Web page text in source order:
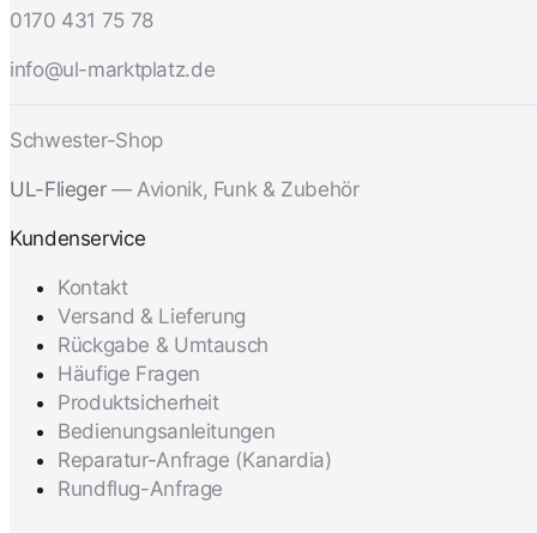
0170 431 75 78
info@ul-marktplatz.de
Schwester-Shop
UL-Flieger — Avionik, Funk & Zubehör
Kundenservice
Kontakt
Versand & Lieferung
Rückgabe & Umtausch
Häufige Fragen
Produktsicherheit
Bedienungsanleitungen
Reparatur-Anfrage (Kanardia)
Rundflug-Anfrage